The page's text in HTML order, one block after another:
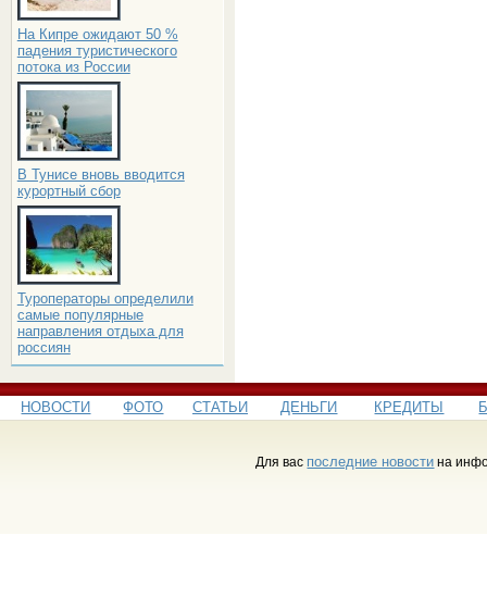
На Кипре ожидают 50 %
падения туристического
потока из России
В Тунисе вновь вводится
курортный сбор
Туроператоры определили
самые популярные
направления отдыха для
россиян
НОВОСТИ ФОТО СТАТЬИ ДЕНЬГИ КРЕДИТЫ
Для вас последние новости на